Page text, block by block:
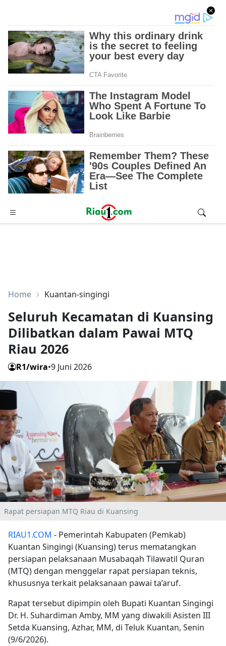
Advertisement
Home Kuantan-singingi
Seluruh Kecamatan di Kuansing
Dilibatkan dalam Pawai MTQ
Riau 2026
R1/wira•9 Juni 2026
Rapat persiapan MTQ Riau di Kuansing
RIAU1.COM - Pemerintah Kabupaten (Pemkab)
Kuantan Singingi (Kuansing) terus mematangkan
persiapan pelaksanaan Musabaqah Tilawatil Quran
(MTQ) dengan menggelar rapat persiapan teknis,
khususnya terkait pelaksanaan pawai ta’aruf.
Rapat tersebut dipimpin oleh Bupati Kuantan Singingi
Dr. H. Suhardiman Amby, MM yang diwakili Asisten III
Setda Kuansing, Azhar, MM, di Teluk Kuantan, Senin
(9/6/2026).